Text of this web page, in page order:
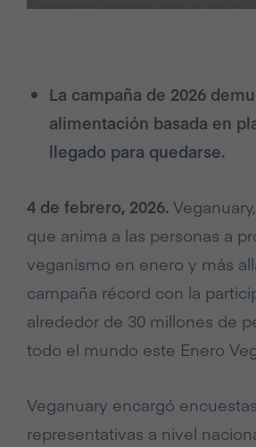
La campaña de 2026
alimentación basada en
llegado para quedarse.
4 de febrero, 2026.
que anima a las personas a
veganismo en enero y más
campaña récord con la
alrededor de 30 millones de
todo el mundo este Enero
Veganuary encargó encuestas
representativas a nivel